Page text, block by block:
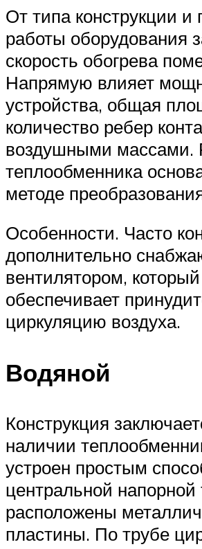
От типа конструкции и
работы оборудования
скорость обогрева
Напрямую влияет
устройства, общая
количество ребер
воздушными массами.
теплообменника
методе
Особенности. Часто
дополнительно
вентилятором, который
обеспечивает
циркуляцию воздуха.
Водяной
Конструкция
наличии
устроен простым
центральной напорной
расположены
пластины. По трубе